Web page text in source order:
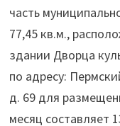
часть
77,45 кв.м.,
здании Дворца
по адресу:
д. 69 для
месяц составляет